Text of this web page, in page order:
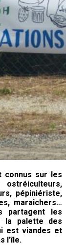
connus sur les
pépiniériste,
maraîchers…
partagent les
la palette des
est viandes et
l’île.